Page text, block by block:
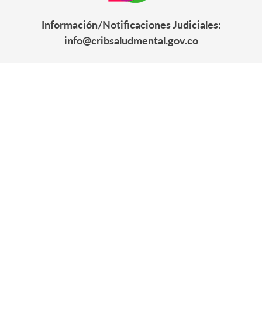
Información/Notificaciones Judiciales:
info@cribsaludmental.gov.co